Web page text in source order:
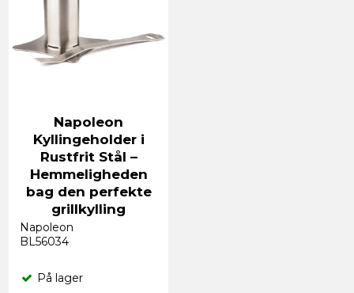
Napoleon
Kyllingeholder i
Rustfrit Stål –
Hemmeligheden
bag den perfekte
grillkylling
Napoleon
BL56034
På lager